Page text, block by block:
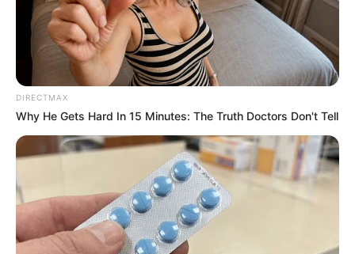
Email address:
DIRECTMAX
Why He Gets Hard In 15 Minutes: The Truth Doctors Don't Tell